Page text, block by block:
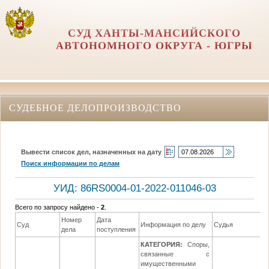
СУД ХАНТЫ-МАНСИЙСКОГО
АВТОНОМНОГО ОКРУГА - ЮГРЫ
СУДЕБНОЕ ДЕЛОПРОИЗВОДСТВО
Вывести список дел, назначенных на дату
Поиск информации по делам
УИД: 86RS0004-01-2022-011046-03
Всего по запросу найдено -2
Суд
Номер
дела
Дата
поступления
Информация по делу Судья
КАТЕГОРИЯ:
Споры,
связанные с
имущественными